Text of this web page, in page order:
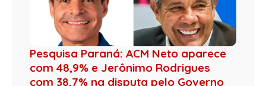
Pesquisa Paraná: ACM Neto aparece
com 48,9% e Jerônimo Rodrigues
com 38,7% na disputa pelo Governo